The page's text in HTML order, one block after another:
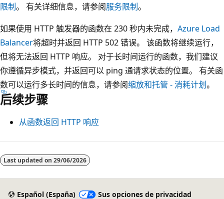
限制。 有关详细信息，请参阅服务限制。
如果使用 HTTP 触发器的函数在 230 秒内未完成， Azure Load
Balancer将超时并返回 HTTP 502 错误。 该函数将继续运行，
但将无法返回 HTTP 响应。 对于长时间运行的函数，我们建议
你遵循异步模式，并返回可以 ping 通请求状态的位置。 有关函
数可以运行多长时间的信息，请参阅缩放和托管 - 消耗计划。
后续步骤
从函数返回 HTTP 响应
Last updated on 29/06/2026
Español (España) Sus opciones de privacidad